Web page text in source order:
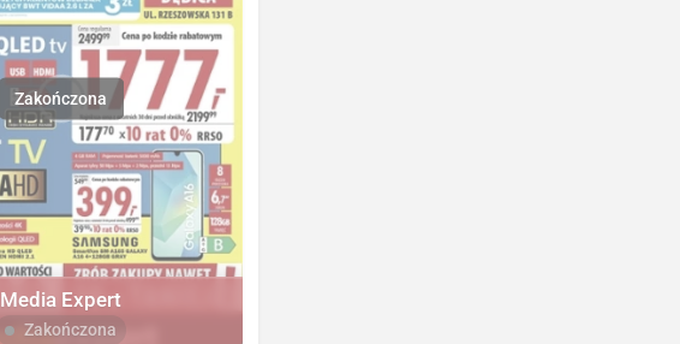
Media Expert
Zakończona